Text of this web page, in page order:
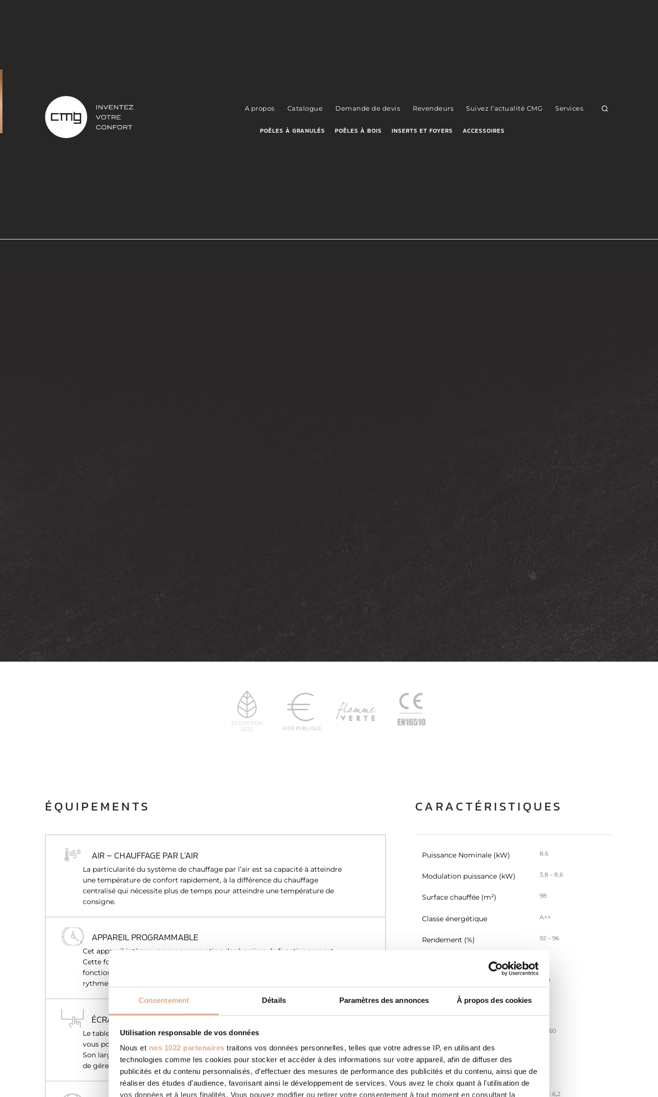
Consentement Détails Paramètres des annonces À propos des cookies
Utilisation responsable de vos données
Nous et nos 1022 partenaires traitons vos données personnelles, telles que votre adresse IP, en utilisant des
technologies comme les cookies pour stocker et accéder à des informations sur votre appareil, afin de diffuser des
publicités et du contenu personnalisés, d'effectuer des mesures de performance des publicités et du contenu, ainsi que de
réaliser des études d’audience, favorisant ainsi le développement de services. Vous avez le choix quant à l'utilisation de
vos données et à leurs finalités. Vous pouvez modifier ou retirer votre consentement à tout moment en consultant la
A propos Catalogue Demande de devis Revendeurs Suivez l’actualité CMG Services
POÊLES À GRANULÉS POÊLES À BOIS INSERTS ET FOYERS ACCESSOIRES
ÉQUIPEMENTS
AIR – CHAUFFAGE PAR L’AIR
La particularité du système de chauffage par l’air est sa capacité à atteindre
une température de confort rapidement, à la différence du chauffage
centralisé qui nécessite plus de temps pour atteindre une température de
consigne.
APPAREIL PROGRAMMABLE
Cet appareil intègre une programmation des horaires de fonctionnement.
Cette fonction vous permet de choisir votre température de confort en
fonction de votre présence. L’appareil s’adapte par conséquent à votre
rythme de vie et optimise la consommation de combustible.
ÉCRAN TACTILE
Le tableau de commande tactile se pilote avec un simple contact du doigt,
vous pouvez ainsi facilement naviguer dans les différents menus de l’appareil.
Son large écran digital et son fonctionnement très intuitif vous permettent
de gérer votre confort en toute simplicité.
CARACTÉRISTIQUES
Puissance Nominale (kW) 8,6
Modulation puissance (kW) 3,8 – 8,6
Surface chauffée (m²) 98
Classe énergétique A++
Rendement (%) 92 – 96
Rendement saisonnier (%)
249
Emission particules PM
5 – 60
Emission NOx (mg/Nm3)
Efficacité énergétique IEE
3,1 – 6,2